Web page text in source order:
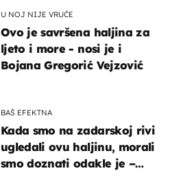
U NOJ NIJE VRUĆE
Ovo je savršena haljina za
ljeto i more - nosi je i
Bojana Gregorić Vejzović
BAŠ EFEKTNA
Kada smo na zadarskoj rivi
ugledali ovu haljinu, morali
smo doznati odakle je –